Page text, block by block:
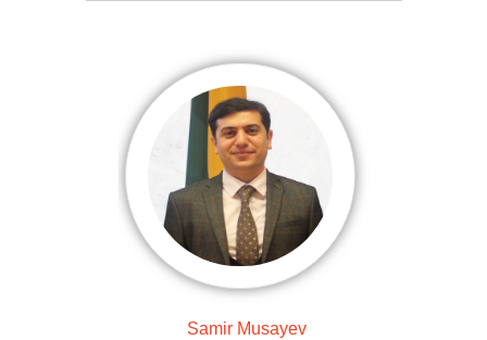
Samir Musayev